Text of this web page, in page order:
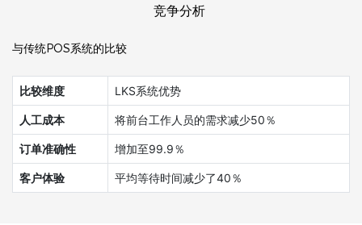
竞争分析
与传统POS系统的比较
比较维度 LKS系统优势
人工成本 将前台工作人员的需求减少50％
订单准确性 增加至99.9％
客户体验 平均等待时间减少了40％